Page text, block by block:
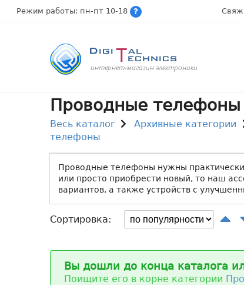
Режим работы: пн-пт 10-18
интернет-магазин электроники
Проводные телефоны
Весь каталог Архивные категории
телефоны
Проводные телефоны нужны
или просто приобрести новый, то наш
вариантов, а также устройств с
Сортировка:
Вы дошли до конца каталога
Поищите его в корне категории